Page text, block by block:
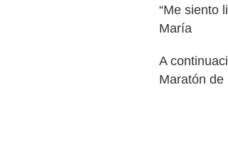
“Me siento
María
A
Maratón de